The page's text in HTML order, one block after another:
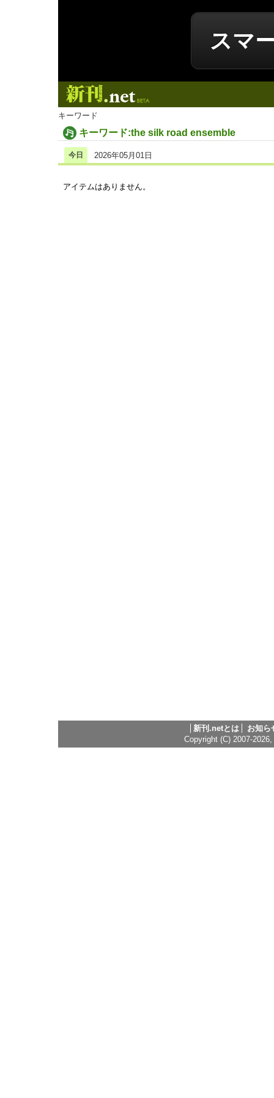
スマ
キーワード
キーワード:the silk road ensemble
今日 2026年05月01日
アイテムはありません。
新刊.netとは
お知ら
Copyright (C) 2007-2026,